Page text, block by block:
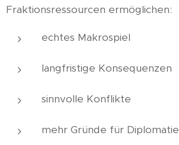
Fraktionsressourcen ermöglichen:
echtes Makrospiel
langfristige Konsequenzen
sinnvolle Konflikte
mehr Gründe für Diplomatie